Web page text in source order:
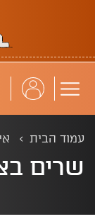
עמוד הבית
שרים